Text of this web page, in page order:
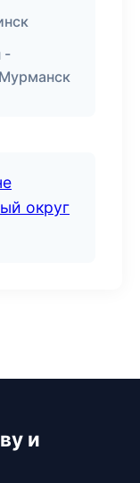
-
округ
и